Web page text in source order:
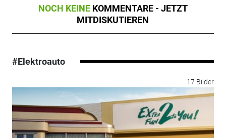
NOCH KEINE KOMMENTARE - JETZT
MITDISKUTIEREN
#Elektroauto
17 Bilder